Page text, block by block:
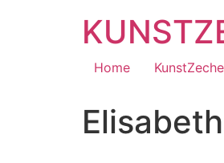
Home KunstZeche